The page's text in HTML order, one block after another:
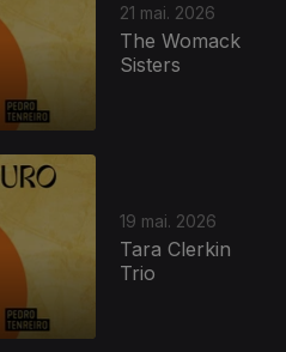
21 mai. 2026
The Womack
Sisters
19 mai. 2026
Tara Clerkin
Trio